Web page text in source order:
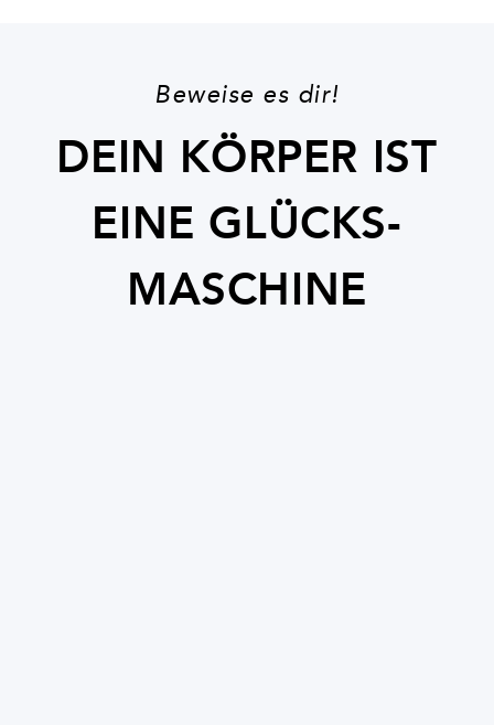
Beweise es dir!
DEIN KÖRPER IST
EINE GLÜCKS-
MASCHINE